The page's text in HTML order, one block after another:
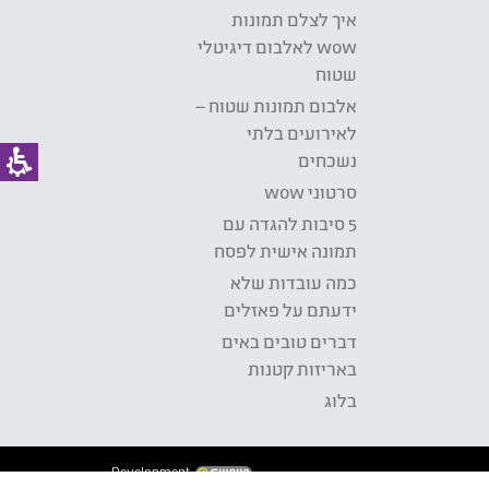
איך לצלם תמונות
wow לאלבום דיגיטלי
שטוח
אלבום תמונות שטוח –
לאירועים בלתי
נשכחים
סרטוני wow
5 סיבות להגדה עם
תמונה אישית לפסח
כמה עובדות שלא
ידעתם על פאזלים
דברים טובים באים
באריזות קטנות
בלוג
Development: